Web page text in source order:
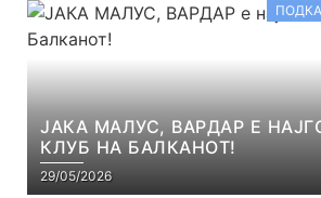
ЈАКА МАЛУС, ВАРДАР Е
КЛУБ НА БАЛКАНОТ!
29/05/2026